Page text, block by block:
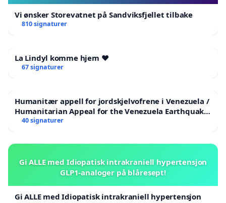
Vi ønsker Storevatnet på Sandviksfjellet tilbake
810 signaturer
La Lindyl komme hjem ❤️
67 signaturer
Humanitær appell for jordskjelvofrene i Venezuela /
Humanitarian Appeal for the Venezuela Earthquake
Victims
40 signaturer
Gi ALLE med Idiopatisk intrakraniell hypertensjon
GLP1-analoger på blåresept!
Gi ALLE med Idiopatisk intrakraniell hypertensjon